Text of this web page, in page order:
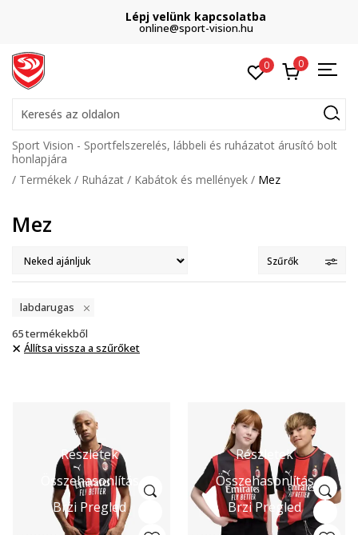
Lépj velünk kapcsolatba
online@sport-vision.hu
0 0
Keresés az oldalon
Sport Vision - Sportfelszerelés, lábbeli és ruházatot árusító bolt
honlapjára
Termékek
Ruházat Kabátok és mellények Mez
Mez
Szűrők
labdarugas
65termékekből
Állítsa vissza a szűrőket
Részletek
Összehasonlítás
Brzi Pregled
Részletek
Összehasonlítás
Brzi Pregled